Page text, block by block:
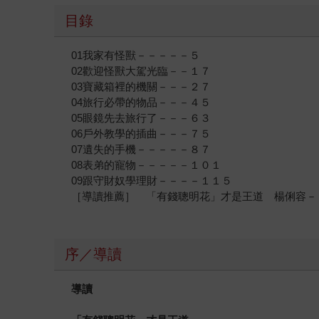
目錄
01我家有怪獸－－－－－５
02歡迎怪獸大駕光臨－－１７
03寶藏箱裡的機關－－－２７
04旅行必帶的物品－－－４５
05眼鏡先去旅行了－－－６３
06戶外教學的插曲－－－７５
07遺失的手機－－－－－８７
08表弟的寵物－－－－－１０１
09跟守財奴學理財－－－－１１５
［導讀推薦］ 「有錢聰明花」才是王道 楊俐容－
序／導讀
導讀